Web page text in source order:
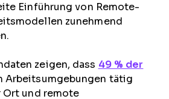
Einführung von Remote-
zunehmend
zeigen, dass 49 % der
Arbeitsumgebungen tätig
Ort und remote